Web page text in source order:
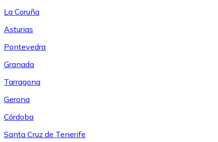
La Coruña
Asturias
Pontevedra
Granada
Tarragona
Gerona
Córdoba
Santa Cruz de Tenerife